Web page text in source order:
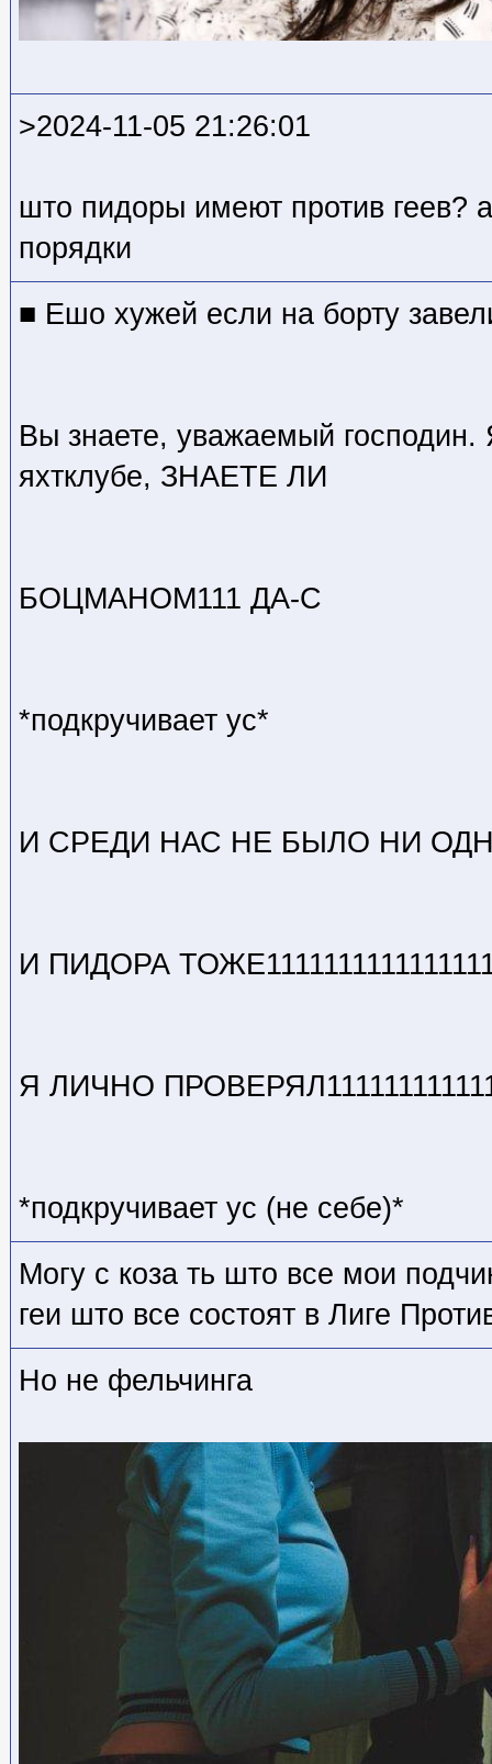
>2024-11-05 21:26:01
што пидоры имеют против геев?
порядки
■ Ешо хужей если на борту
Вы знаете, уважаемый господин.
яхтклубе, ЗНАЕТЕ ЛИ
БОЦМАНОМ111 ДА-С
*подкручивает ус*
И СРЕДИ НАС НЕ БЫЛО НИ
И ПИДОРА
Я ЛИЧНО
*подкручивает ус (не себе)*
Могу с коза ть што все мои
геи што все состоят в Лиге
Но не фельчинга